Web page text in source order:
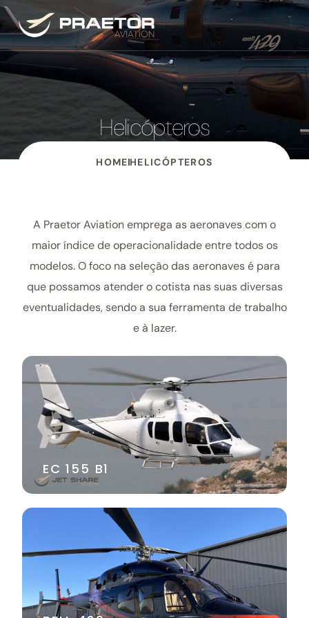
Helicópteros
HOME HELICÓPTEROS
A Praetor Aviationemprega as aeronaves com o
maior índice de operacionalidade entre todos os
modelos.O foco na seleção das aeronaves é para
que possamos atender o cotista nas suas diversas
eventualidades, sendo a sua ferramenta de trabalho
e à lazer.
EC 155 B1